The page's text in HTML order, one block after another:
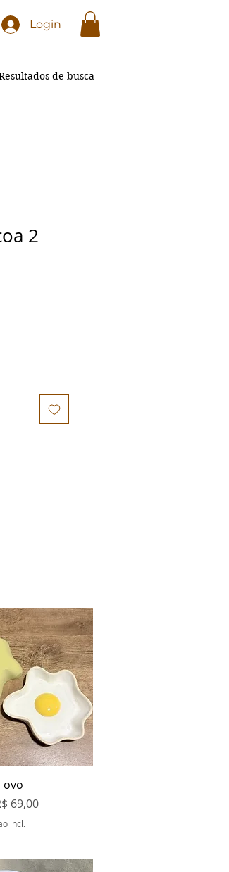
Login
de busca
2
rápida
ovo
69,00
incl.